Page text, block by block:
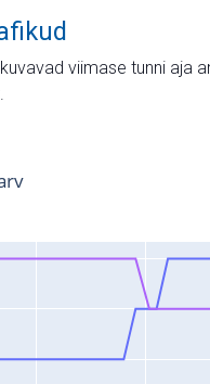
viimase tunni aja